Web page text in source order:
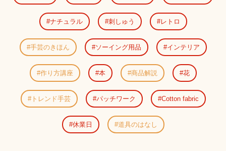
ナチュラル 刺しゅう レトロ
手芸のきほん ソーイング用品 インテリア
作り方講座 本 商品解説 花
トレンド手芸 パッチワーク Cotton fabric
休業日 道具のはなし